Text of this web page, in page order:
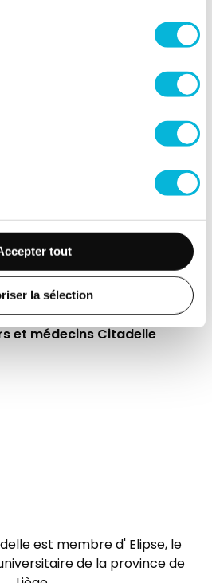
tout
la sélection
Fondation
être des patients et
santé
et médecins Citadelle
est membre d'Elipse, le
de la province de